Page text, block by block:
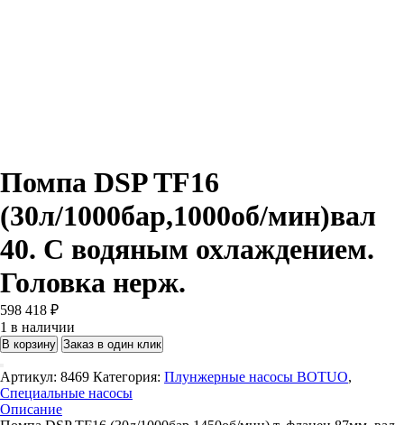
Помпа DSP TF16
(30л/1000бар,1000об/мин)вал
40. С водяным охлаждением.
Головка нерж.
598 418 ₽
1 в наличии
В корзину Заказ в один клик
Артикул: 8469 Категория: Плунжерные насосы BOTUO,
Специальные насосы
Описание